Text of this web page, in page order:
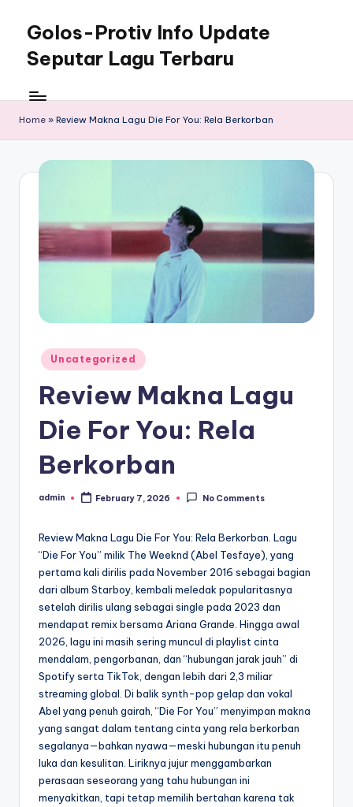
content
Golos-Protiv Info Update
Seputar Lagu Terbaru
Home » Review Makna Lagu Die For You: Rela Berkorban
Posted
in
Uncategorized
Review Makna Lagu
Die For You: Rela
Berkorban
Posted
admin February 7, 2026 No Comments
Review Makna Lagu Die For You: Rela Berkorban. Lagu
“Die For You” milik The Weeknd (Abel Tesfaye), yang
pertama kali dirilis pada November 2016 sebagai bagian
dari album Starboy, kembali meledak popularitasnya
setelah dirilis ulang sebagai single pada 2023 dan
mendapat remix bersama Ariana Grande. Hingga awal
2026, lagu ini masih sering muncul di playlist cinta
mendalam, pengorbanan, dan “hubungan jarak jauh” di
Spotify serta TikTok, dengan lebih dari 2,3 miliar
streaming global. Di balik synth-pop gelap dan vokal
Abel yang penuh gairah, “Die For You” menyimpan makna
yang sangat dalam tentang cinta yang rela berkorban
segalanya—bahkan nyawa—meski hubungan itu penuh
luka dan kesulitan. Liriknya jujur menggambarkan
perasaan seseorang yang tahu hubungan ini
menyakitkan, tapi tetap memilih bertahan karena tak